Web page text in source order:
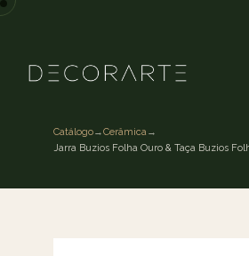
Catálogo→Cerâmica→
Jarra Buzios Folha Ouro & Taça Buzios